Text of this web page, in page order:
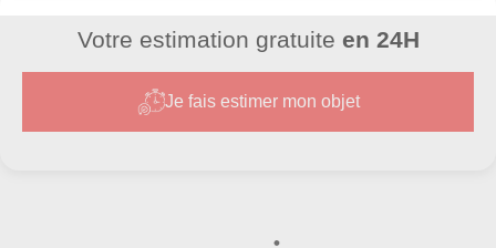
Votre estimation gratuite en 24H
Je fais estimer mon objet